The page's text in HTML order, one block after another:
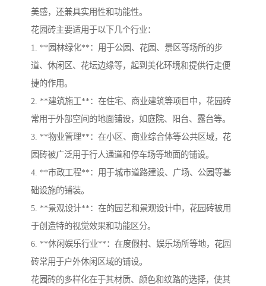
美感，还兼具实用性和功能性。
花园砖主要适用于以下几个行业：
1. **园林绿化**：用于公园、花园、景区等场所的步
道、休闲区、花坛边缘等，起到美化环境和提供行走便
捷的作用。
2. **建筑施工**：在住宅、商业建筑等项目中，花园砖
常用于外部空间的地面铺设，如庭院、阳台、露台等。
3. **物业管理**：在小区、商业综合体等公共区域，花
园砖被广泛用于行人通道和停车场等地面的铺设。
4. **市政工程**：用于城市道路建设、广场、公园等基
础设施的铺装。
5. **景观设计**：在的园艺和景观设计中，花园砖被用
于创造特的视觉效果和功能区分。
6. **休闲娱乐行业**：在度假村、娱乐场所等地，花园
砖常用于户外休闲区域的铺设。
花园砖的多样化在于其材质、颜色和纹路的选择，使其